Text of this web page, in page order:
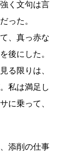
く文句は言
った。
、真っ赤な
後にした。
る限りは、
私は満足し
に乗って、
添削の仕事